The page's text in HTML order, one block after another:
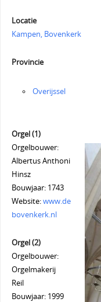
Locatie
Kampen, Bovenkerk
Provincie
Overijssel
Orgel (1)
Orgelbouwer:
Albertus Anthoni
Hinsz
Bouwjaar: 1743
Website:www.de
bovenkerk.nl
Orgel (2)
Orgelbouwer:
Orgelmakerij
Reil
Bouwjaar: 1999